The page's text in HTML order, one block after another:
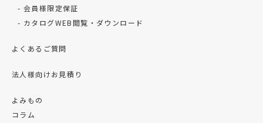
会員様限定保証
カタログWEB閲覧・ダウンロード
よくあるご質問
法人様向けお見積り
よみもの
コラム